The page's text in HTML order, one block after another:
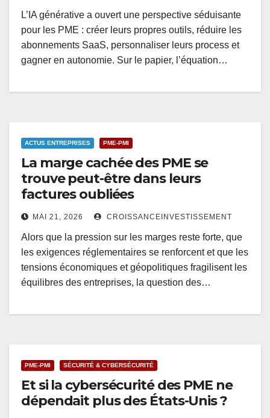
L’IA générative a ouvert une perspective séduisante
pour les PME : créer leurs propres outils, réduire les
abonnements SaaS, personnaliser leurs process et
gagner en autonomie. Sur le papier, l’équation…
ACTUS ENTREPRISES PME-PMI
La marge cachée des PME se
trouve peut-être dans leurs
factures oubliées
MAI 21, 2026 CROISSANCEINVESTISSEMENT
Alors que la pression sur les marges reste forte, que
les exigences réglementaires se renforcent et que les
tensions économiques et géopolitiques fragilisent les
équilibres des entreprises, la question des…
PME-PMI SÉCURITÉ & CYBERSÉCURITÉ
Et si la cybersécurité des PME ne
dépendait plus des États-Unis ?